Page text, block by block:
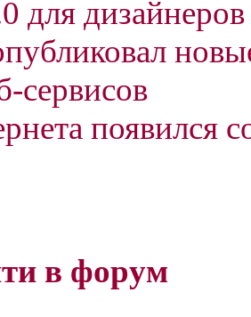
для дизайнеров
сервисов
появился
в форум